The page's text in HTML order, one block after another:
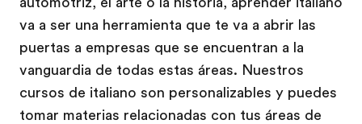
va a ser una herramienta que te va a abrir las
puertas a empresas que se encuentran a la
vanguardia de todas estas áreas. Nuestros
cursos de italiano son personalizables y puedes
tomar materias relacionadas con tus áreas de